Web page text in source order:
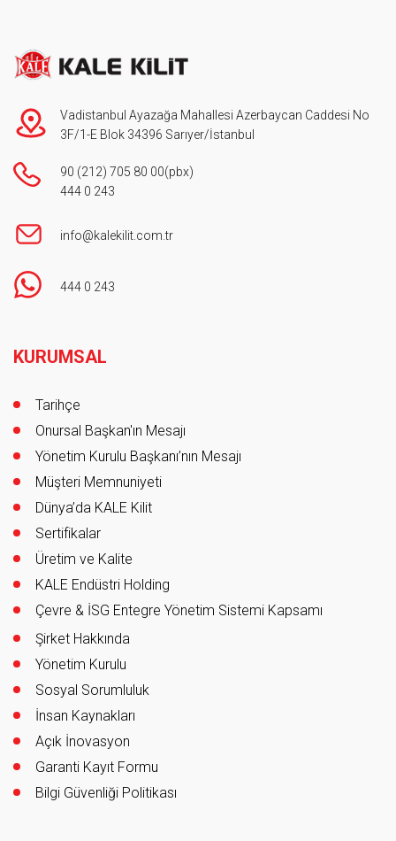
Vadistanbul Ayazağa Mahallesi Azerbaycan Caddesi No
3F/1-E Blok 34396 Sarıyer/İstanbul
90 (212) 705 80 00(pbx)
444 0 243
info@kalekilit.com.tr
444 0 243
KURUMSAL
Tarihçe
Onursal Başkan'ın Mesajı
Yönetim Kurulu Başkanı’nın Mesajı
Müşteri Memnuniyeti
Dünya’da KALE Kilit
Sertifikalar
Üretim ve Kalite
KALE Endüstri Holding
Çevre & İSG Entegre Yönetim Sistemi Kapsamı
Şirket Hakkında
Yönetim Kurulu
Sosyal Sorumluluk
İnsan Kaynakları
Açık İnovasyon
Garanti Kayıt Formu
Bilgi Güvenliği Politikası